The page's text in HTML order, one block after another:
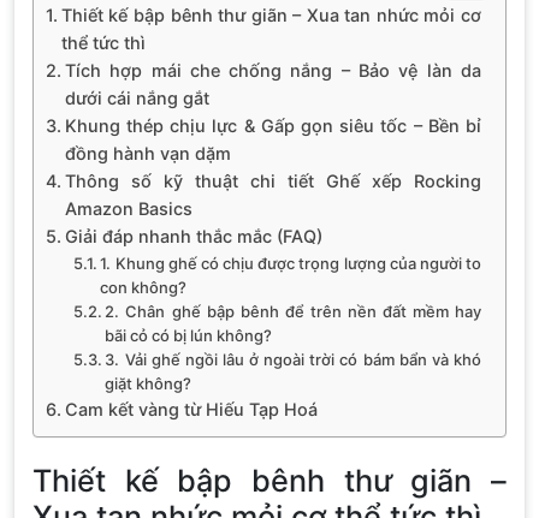
Thiết kế bập bênh thư giãn – Xua tan nhức mỏi cơ
thể tức thì
Tích hợp mái che chống nắng – Bảo vệ làn da
dưới cái nắng gắt
Khung thép chịu lực & Gấp gọn siêu tốc – Bền bỉ
đồng hành vạn dặm
Thông số kỹ thuật chi tiết Ghế xếp Rocking
Amazon Basics
Giải đáp nhanh thắc mắc (FAQ)
1. Khung ghế có chịu được trọng lượng của người to
con không?
2. Chân ghế bập bênh để trên nền đất mềm hay
bãi cỏ có bị lún không?
3. Vải ghế ngồi lâu ở ngoài trời có bám bẩn và khó
giặt không?
Cam kết vàng từ Hiếu Tạp Hoá
Thiết kế bập bênh thư giãn –